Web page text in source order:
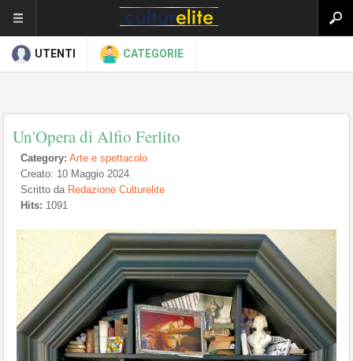
UTENTI CATEGORIE
Un'Opera di Alfio Ferlito
Category: Arte e spettacolo
Creato: 10 Maggio 2024
Scritto da Redazione Culturelite
Hits: 1091